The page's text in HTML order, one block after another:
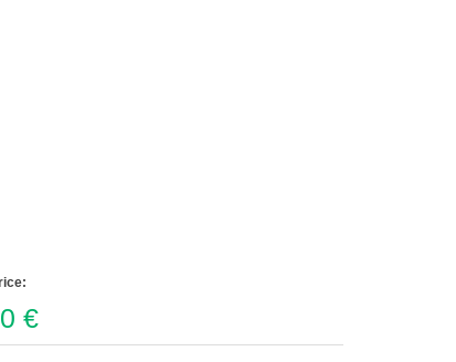
€